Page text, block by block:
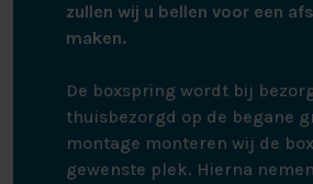
zullen wij u bellen voor een
maken.
De boxspring wordt bij
thuisbezorgd op de begane
montage monteren wij de
gewenste plek. Hierna